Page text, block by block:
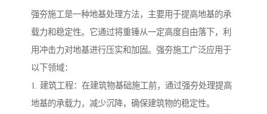
强夯施工是一种地基处理方法，主要用于提高地基的承
载力和稳定性。它通过将重锤从一定高度自由落下，利
用冲击力对地基进行压实和加固。强夯施工广泛应用于
以下领域：
1. 建筑工程：在建筑物基础施工前，通过强夯处理提高
地基的承载力，减少沉降，确保建筑物的稳定性。